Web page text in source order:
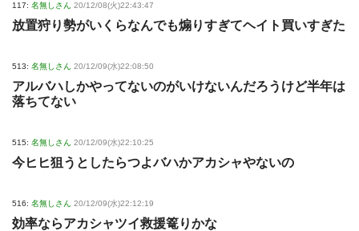
117: 名無しさん 20/12/08(火)22:43:47
放置狩り勢がいくらなんでも煽りすぎてヘイト買いすぎた
513: 名無しさん 20/12/09(水)22:08:50
アルバハしかやってないのがいけないんだろうけど半年は
落ちてない
515: 名無しさん 20/12/09(水)22:10:25
今ヒヒ狙うとしたらつよバハかアカシャやないの
516: 名無しさん 20/12/09(水)22:12:19
効率ならアカシャツイ救援篭りかな